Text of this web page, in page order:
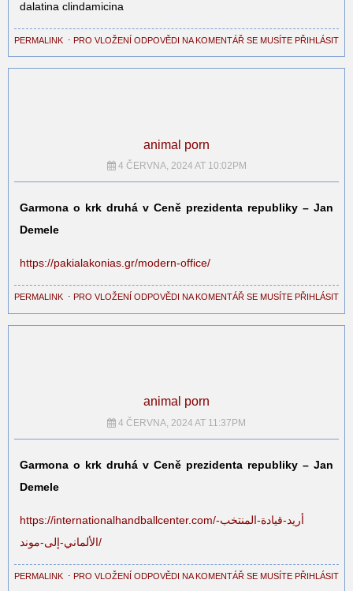
dalatina clindamicina
PERMALINK ⋅ PRO VLOŽENÍ ODPOVĚDI NA KOMENTÁŘ SE MUSÍTE PŘIHLÁSIT
animal porn
4 ČERVNA, 2024 AT 10:02PM
Garmona o krk druhá v Ceně prezidenta republiky – Jan
Demele
https://pakialakonias.gr/modern-office/
PERMALINK ⋅ PRO VLOŽENÍ ODPOVĚDI NA KOMENTÁŘ SE MUSÍTE PŘIHLÁSIT
animal porn
4 ČERVNA, 2024 AT 11:37PM
Garmona o krk druhá v Ceně prezidenta republiky – Jan
Demele
https://internationalhandballcenter.com/أريد-قيادة-المنتخب-
الألماني-إلى-موند/
PERMALINK ⋅ PRO VLOŽENÍ ODPOVĚDI NA KOMENTÁŘ SE MUSÍTE PŘIHLÁSIT